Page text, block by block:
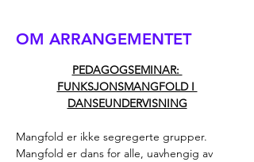
OM ARRANGEMENTET
PEDAGOGSEMINAR:
FUNKSJONSMANGFOLD I
DANSEUNDERVISNING
Mangfold er ikke segregerte grupper.
Mangfold er dans for alle, uavhengig av